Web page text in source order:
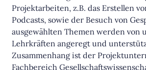
Projektarbeiten, z.B. das Erstellen
Podcasts, sowie der Besuch von
ausgewählten Themen werden von
Lehrkräften angeregt und
Zusammenhang ist der
Fachbereich